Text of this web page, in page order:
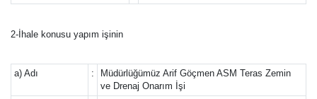
2-İhale konusu yapım işinin
a) Adı :
Müdürlüğümüz Arif Göçmen ASM Teras Zemin
ve Drenaj Onarım İşi